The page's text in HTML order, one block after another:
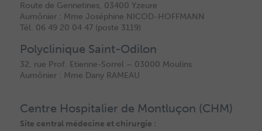
Route de Gennetines, 03400 Yzeure
Aumônier : Mme Joséphine NICOD-HOFFMANN
Tél. 06 49 20 04 47 (poste 3119)
Polyclinique Saint-Odilon
32, rue Prof. Etienne-Sorrel – 03000 Moulins
Aumônier : Mme Dany RAMEAU
Centre Hospitalier de Montluçon (CHM)
Site central médecine et chirurgie :